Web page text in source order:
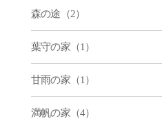
森の途（2）
葉守の家（1）
甘雨の家（1）
満帆の家（4）